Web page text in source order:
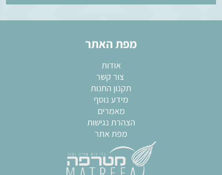
מפת האתר
אודות
צור קשר
תקנון החנות
מידע נוסף
מאמרים
הצהרת נגישות
מפת אתר